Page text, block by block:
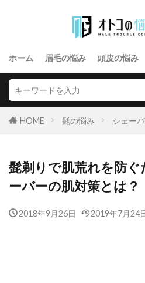
ホーム 眉毛の悩み 頭皮の悩み
HOME 髭の悩み シェー
髭剃りで肌荒れを防ぐ
ーバーの肌対策とは？
2018年9月26日 2019年7月24